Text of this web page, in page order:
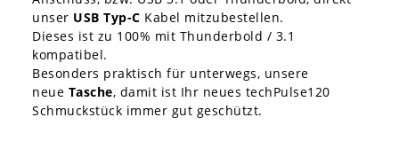
unser USB Typ-C Kabel mitzubestellen.
Dieses ist zu 100% mit Thunderbold / 3.1
kompatibel.
Besonders praktisch für unterwegs, unsere
neue Tasche, damit ist Ihr neues techPulse120
Schmuckstück immer gut geschützt.